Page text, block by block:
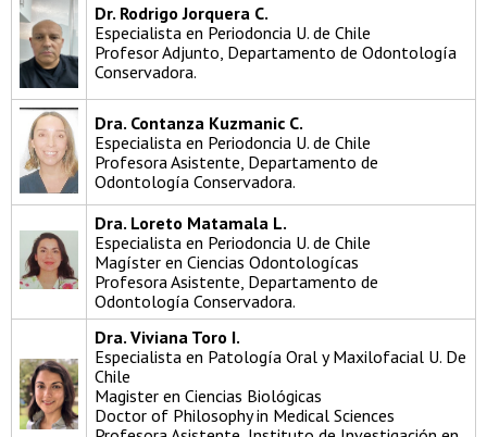
Dr. Rodrigo Jorquera C.
Especialista en Periodoncia U. de Chile
Profesor Adjunto, Departamento de Odontología
Conservadora.
Dra. Contanza Kuzmanic C.
Especialista en Periodoncia U. de Chile
Profesora Asistente, Departamento de
Odontología Conservadora.
Dra. Loreto Matamala L.
Especialista en Periodoncia U. de Chile
Magíster en Ciencias Odontologícas
Profesora Asistente, Departamento de
Odontología Conservadora.
Dra. Viviana Toro I.
Especialista en Patología Oral y Maxilofacial U. De
Chile
Magister en Ciencias Biológicas
Doctor of Philosophy in Medical Sciences